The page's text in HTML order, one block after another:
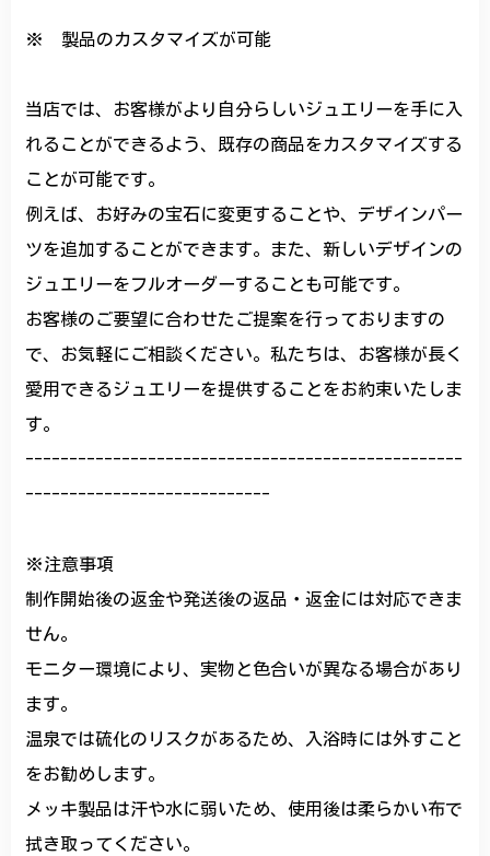
※ 製品のカスタマイズが可能
当店では、お客様がより自分らしいジュエリーを手に入
れることができるよう、既存の商品をカスタマイズする
ことが可能です。
例えば、お好みの宝石に変更することや、デザインパー
ツを追加することができます。また、新しいデザインの
ジュエリーをフルオーダーすることも可能です。
お客様のご要望に合わせたご提案を行っておりますの
で、お気軽にご相談ください。私たちは、お客様が長く
愛用できるジュエリーを提供することをお約束いたしま
す。
--------------------------------------------------
----------------------------
※注意事項
制作開始後の返金や発送後の返品・返金には対応できま
せん。
モニター環境により、実物と色合いが異なる場合があり
ます。
温泉では硫化のリスクがあるため、入浴時には外すこと
をお勧めします。
メッキ製品は汗や水に弱いため、使用後は柔らかい布で
拭き取ってください。